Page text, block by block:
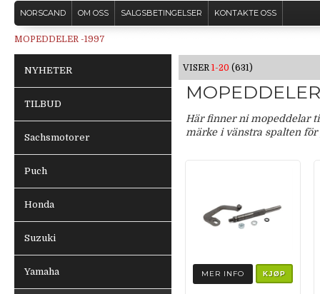
NORSCAND OM OSS SALGSBETINGELSER KONTAKTE OSS
MOPEDDELER -1997
NYHETER
TILBUD
Sachsmotorer
Puch
Honda
Suzuki
Yamaha
VISER 1-20 (631)
Här finner ni mopeddelar
märke i vänstra spalten
MER INFO KJØP